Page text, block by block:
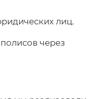
лиц.
через